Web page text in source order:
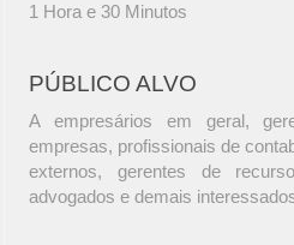
1 Hora e 30 Minutos
PÚBLICO ALVO
A empresários em geral,
empresas, profissionais de
externos, gerentes de
advogados e demais